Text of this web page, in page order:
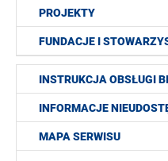
PROJEKTY
FUNDACJE I
INSTRUKCJA OBSŁUGI
INFORMACJE
MAPA SERWISU